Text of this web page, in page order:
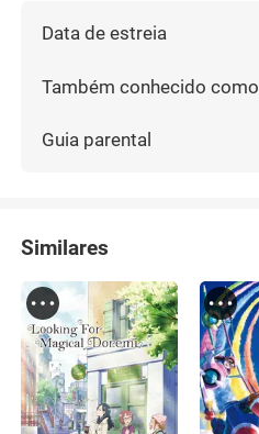
Data de estreia
Também conhecido como
Guia parental
Similares